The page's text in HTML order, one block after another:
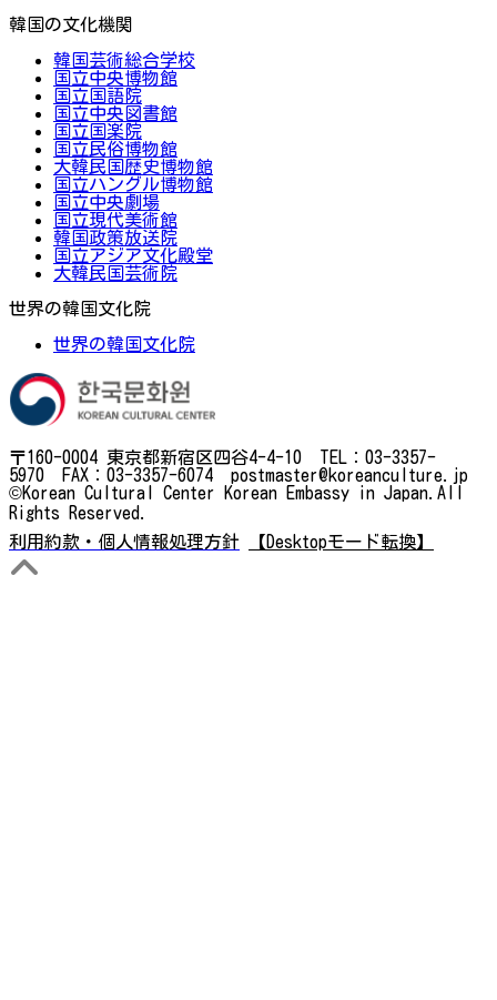
韓国の文化機関
韓国芸術総合学校
国立中央博物館
国立国語院
国立中央図書館
国立国楽院
国立民俗博物館
大韓民国歴史博物館
国立ハングル博物館
国立中央劇場
国立現代美術館
韓国政策放送院
国立アジア文化殿堂
大韓民国芸術院
世界の韓国文化院
世界の韓国文化院
〒160-0004 東京都新宿区四谷4-4-10 TEL：03-3357-
5970 FAX：03-3357-6074 postmaster@koreanculture.jp
©Korean Cultural Center Korean Embassy in Japan.All
Rights Reserved.
利用約款・個人情報処理方針
【Desktopモード転換】